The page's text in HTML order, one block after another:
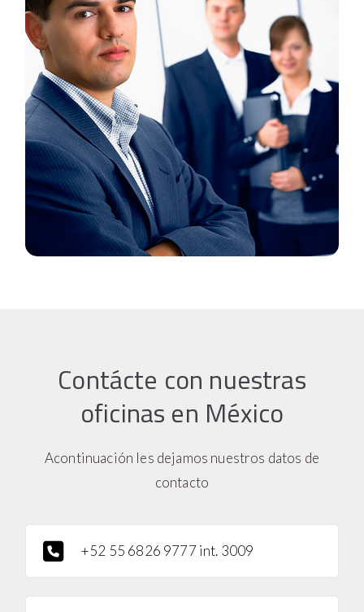
Contácte con nuestras
oficinas en México
Acontinuación les dejamos nuestros datos de
contacto
+52 55 6826 9777 int. 3009